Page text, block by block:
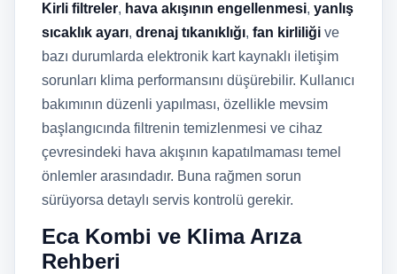
Kirli filtreler, hava akışının engellenmesi, yanlış
sıcaklık ayarı, drenaj tıkanıklığı, fan kirliliği ve
bazı durumlarda elektronik kart kaynaklı iletişim
sorunları klima performansını düşürebilir. Kullanıcı
bakımının düzenli yapılması, özellikle mevsim
başlangıcında filtrenin temizlenmesi ve cihaz
çevresindeki hava akışının kapatılmaması temel
önlemler arasındadır. Buna rağmen sorun
sürüyorsa detaylı servis kontrolü gerekir.
Eca Kombi ve Klima Arıza
Rehberi